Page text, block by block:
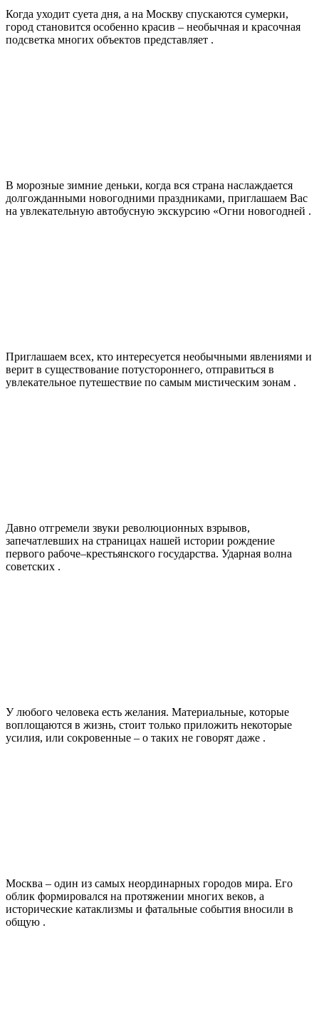
Когда уходит суета дня, а на Москву спускаются сумерки,
город становится особенно красив – необычная и красочная
подсветка многих объектов представляет .
В морозные зимние деньки, когда вся страна наслаждается
долгожданными новогодними праздниками, приглашаем Вас
на увлекательную автобусную экскурсию «Огни новогодней .
Приглашаем всех, кто интересуется необычными явлениями и
верит в существование потустороннего, отправиться в
увлекательное путешествие по самым мистическим зонам .
Давно отгремели звуки революционных взрывов,
запечатлевших на страницах нашей истории рождение
первого рабоче–крестьянского государства. Ударная волна
советских .
У любого человека есть желания. Материальные, которые
воплощаются в жизнь, стоит только приложить некоторые
усилия, или сокровенные – о таких не говорят даже .
Москва – один из самых неординарных городов мира. Его
облик формировался на протяжении многих веков, а
исторические катаклизмы и фатальные события вносили в
общую .